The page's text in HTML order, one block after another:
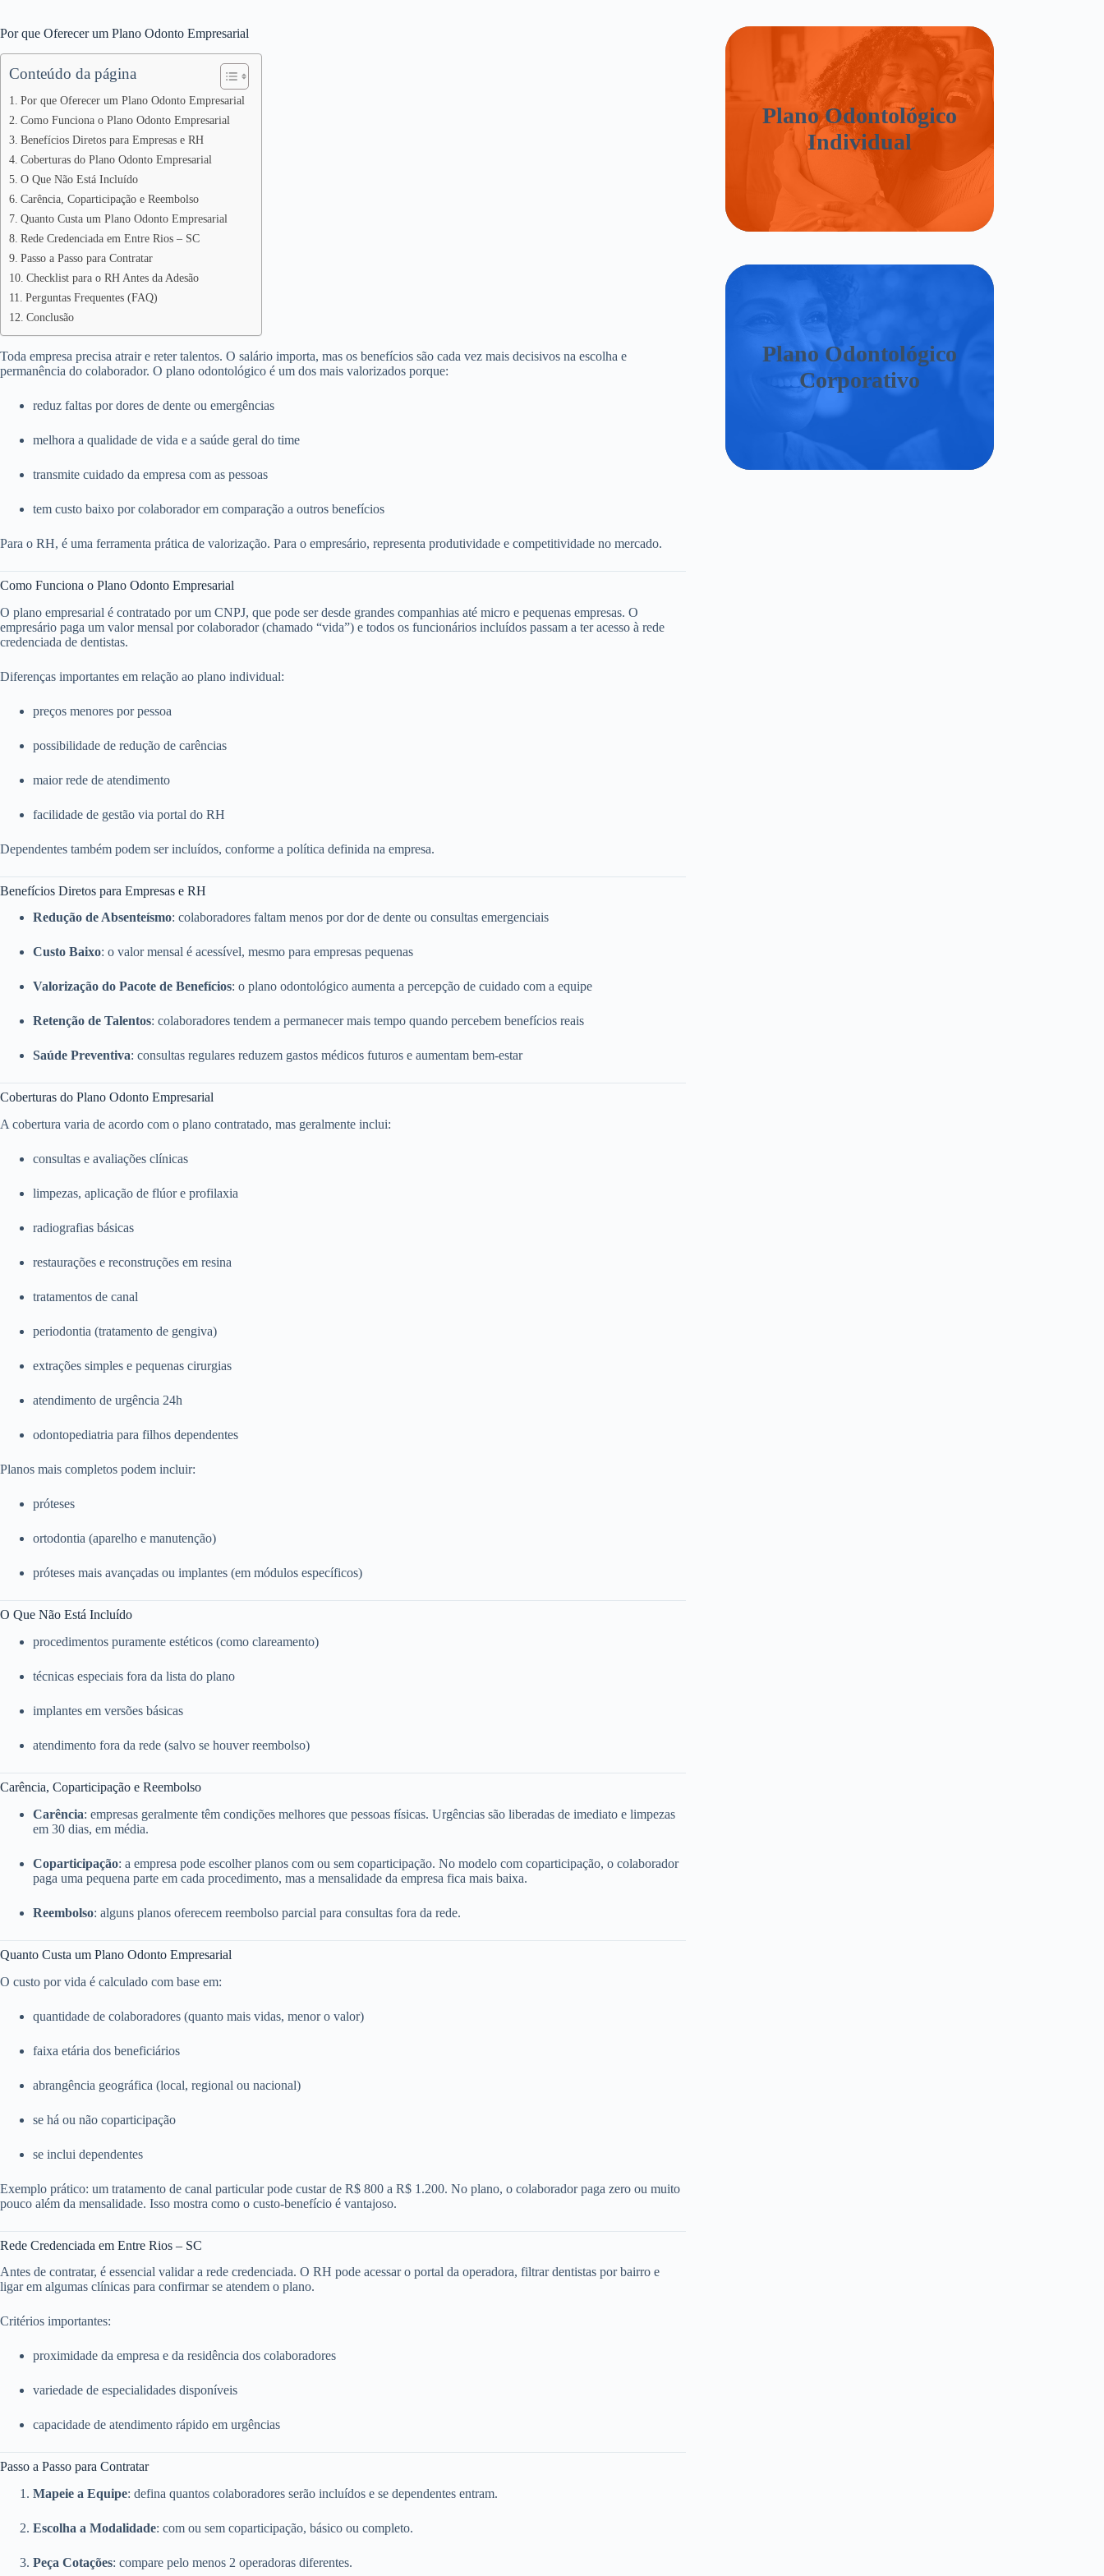
Por que Oferecer um Plano Odonto Empresarial
Conteúdo da página
Por que Oferecer um Plano Odonto Empresarial
Como Funciona o Plano Odonto Empresarial
Benefícios Diretos para Empresas e RH
Coberturas do Plano Odonto Empresarial
O Que Não Está Incluído
Carência, Coparticipação e Reembolso
Quanto Custa um Plano Odonto Empresarial
Rede Credenciada em Entre Rios – SC
Passo a Passo para Contratar
Checklist para o RH Antes da Adesão
Perguntas Frequentes (FAQ)
Conclusão
Toda empresa precisa atrair e reter talentos. O salário importa, mas os benefícios são cada vez mais decisivos na escolha e
permanência do colaborador. O plano odontológico é um dos mais valorizados porque:
reduz faltas por dores de dente ou emergências
melhora a qualidade de vida e a saúde geral do time
transmite cuidado da empresa com as pessoas
tem custo baixo por colaborador em comparação a outros benefícios
Para o RH, é uma ferramenta prática de valorização. Para o empresário, representa produtividade e competitividade no mercado.
Como Funciona o Plano Odonto Empresarial
O plano empresarial é contratado por um CNPJ, que pode ser desde grandes companhias até micro e pequenas empresas. O
empresário paga um valor mensal por colaborador (chamado “vida”) e todos os funcionários incluídos passam a ter acesso à rede
credenciada de dentistas.
Diferenças importantes em relação ao plano individual:
preços menores por pessoa
possibilidade de redução de carências
maior rede de atendimento
facilidade de gestão via portal do RH
Dependentes também podem ser incluídos, conforme a política definida na empresa.
Benefícios Diretos para Empresas e RH
Redução de Absenteísmo: colaboradores faltam menos por dor de dente ou consultas emergenciais
Custo Baixo: o valor mensal é acessível, mesmo para empresas pequenas
Valorização do Pacote de Benefícios: o plano odontológico aumenta a percepção de cuidado com a equipe
Retenção de Talentos: colaboradores tendem a permanecer mais tempo quando percebem benefícios reais
Saúde Preventiva: consultas regulares reduzem gastos médicos futuros e aumentam bem-estar
Coberturas do Plano Odonto Empresarial
A cobertura varia de acordo com o plano contratado, mas geralmente inclui:
consultas e avaliações clínicas
limpezas, aplicação de flúor e profilaxia
radiografias básicas
restaurações e reconstruções em resina
tratamentos de canal
periodontia (tratamento de gengiva)
extrações simples e pequenas cirurgias
atendimento de urgência 24h
odontopediatria para filhos dependentes
Planos mais completos podem incluir:
próteses
ortodontia (aparelho e manutenção)
próteses mais avançadas ou implantes (em módulos específicos)
O Que Não Está Incluído
procedimentos puramente estéticos (como clareamento)
técnicas especiais fora da lista do plano
implantes em versões básicas
atendimento fora da rede (salvo se houver reembolso)
Carência, Coparticipação e Reembolso
Carência: empresas geralmente têm condições melhores que pessoas físicas. Urgências são liberadas de imediato e limpezas
em 30 dias, em média.
Coparticipação: a empresa pode escolher planos com ou sem coparticipação. No modelo com coparticipação, o colaborador
paga uma pequena parte em cada procedimento, mas a mensalidade da empresa fica mais baixa.
Reembolso: alguns planos oferecem reembolso parcial para consultas fora da rede.
Quanto Custa um Plano Odonto Empresarial
O custo por vida é calculado com base em:
quantidade de colaboradores (quanto mais vidas, menor o valor)
faixa etária dos beneficiários
abrangência geográfica (local, regional ou nacional)
se há ou não coparticipação
se inclui dependentes
Exemplo prático: um tratamento de canal particular pode custar de R$ 800 a R$ 1.200. No plano, o colaborador paga zero ou muito
pouco além da mensalidade. Isso mostra como o custo-benefício é vantajoso.
Rede Credenciada em Entre Rios – SC
Antes de contratar, é essencial validar a rede credenciada. O RH pode acessar o portal da operadora, filtrar dentistas por bairro e
ligar em algumas clínicas para confirmar se atendem o plano.
Critérios importantes:
proximidade da empresa e da residência dos colaboradores
variedade de especialidades disponíveis
capacidade de atendimento rápido em urgências
Passo a Passo para Contratar
Mapeie a Equipe: defina quantos colaboradores serão incluídos e se dependentes entram.
Escolha a Modalidade: com ou sem coparticipação, básico ou completo.
Peça Cotações: compare pelo menos 2 operadoras diferentes.
Plano Odontológico
Individual
Plano Odontológico
Corporativo